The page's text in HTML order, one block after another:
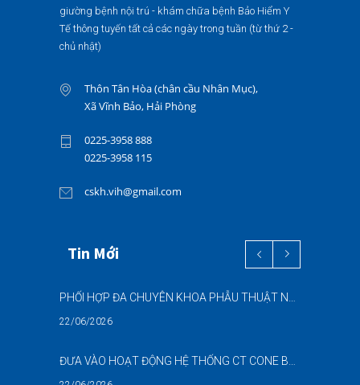
giường bệnh nội trú - khám chữa bệnh Bảo Hiểm Y
Tế thông tuyến tất cả các ngày trong tuần (từ thứ 2 -
chủ nhật)
Thôn Tân Hòa (chân cầu Nhân Mục),
Xã Vĩnh Bảo, Hải Phòng
0225-3958 888
0225-3958 115
cskh.vih@gmail.com
Tin Mới
22/06/2026